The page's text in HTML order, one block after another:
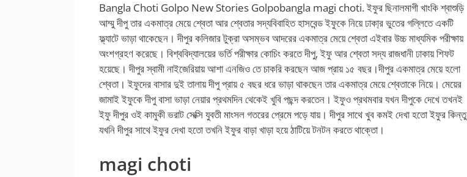
Bangla Choti Golpo New Stories Golpobangla magi choti. ইফুর ছিনালমাগী খাংকি শ্বাশুড়ি
আম্মু দীপু তার একমাত্র মেয়ে শ্বেতা আর শ্বেতার সদ্যবিবাহিত হাসবেন্ড ইফুকে নিয়ে ঢাকা্র ভুতের গল্লিতে একটি
ফ্ল্যাটে ভাড়া থাকেছেন। দীপুর কলিজার টুক্রা অসম্ভব আদরের একমাত্র মেয়ে শ্বেতা এইবার উচ্চ মাধ্যমিক পরীক্ষায়
অংশগ্রহণ করেছে। বিশ্ববিদ্যালয়ের ভর্তি পরীক্ষার কোচিং করতে দীপু, ইফু আর শ্বেতা সদ্য রাজধানী ঢাকায় শিফট
হয়েছে। দীপুর স্বামী নাইজেরিয়ায় আশা এনজিও তে চাকরি করছেন আজ প্রায় ১৫ বছর।দীপুর একমাত্র মেয়ে হলো
শ্বেতা। ইফুদের বাসার দুই তালায় দীপু প্রায় ৫ বছর ধরে ভাড়া থাকছেন তার একমাত্র মেয়ে শ্বেতাকে নিয়ে। মেয়ের
জামাই ইফুকে দীপু বাসা ভাড়া নেয়ার প্রথমদিন থেকেই খুবি পছন্দ করতেন। ইফুও প্রথমবার যখন দীপুকে দেখে তখনই
ইফু দীপুর ওই কামুকী ভরাট সেক্সি যুবতী মাংসল গতরের প্রেমে পড়ে যায়। দীপুর সাথে খুব কমই দেখা হতো ইফুর কিন্তু
যখনি দীপুর সাথে ইফুর দেখা হতো তখনি ইফুর বাড়া খাড়া হয়ে ঠাটিয়ে টনটন করতে থাক্তো।
magi choti